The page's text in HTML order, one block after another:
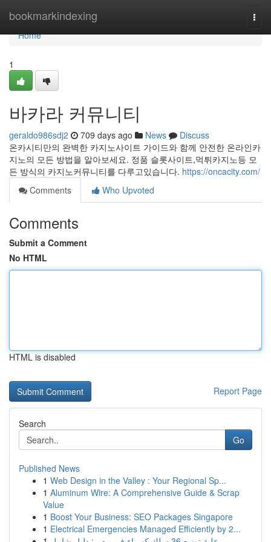
bookmarkindexing
Home
Home
1
바카라 커뮤니티
geraldo986sdj2 709 days ago News
Discuss
온카시티만의 완벽한 카지노사이트 가이드와 함께 안전한 온라인카
지노의 모든 방법을 알아보세요. 정품 슬롯사이트,먹튀카지노등 모
든 방식의 카지노커뮤니티를 다루고있습니다. https://oncacity.com/
Comments
Who Upvoted
Comments
Submit a Comment
No HTML
HTML is disabled
Report Page
Search
Go
Published News
1 Web Design in the Valley : Your Regional Sp...
1 Aluminum Wire: A Comprehensive Guide & Scrap
Value
1 Boost Your Business: SEO Packages Singapore
1 Electrical Emergencies Managed Efficiently by 2...